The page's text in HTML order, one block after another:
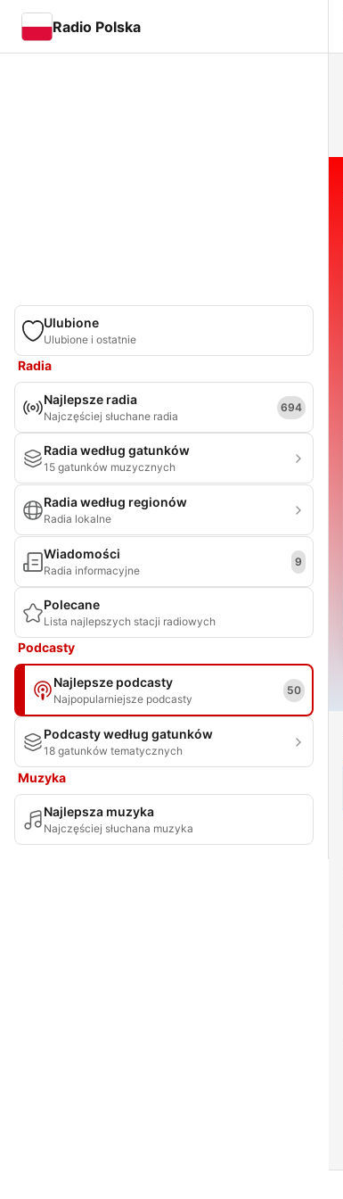
Radio Polska
Ulubione
Ulubione i ostatnie
Radia
Najlepsze radia
Najczęściej słuchane radia
694
Radia według gatunków
15 gatunków muzycznych
Radia według regionów
Radia lokalne
Wiadomości
Radia informacyjne
9
Polecane
Lista najlepszych stacji radiowych
Podcasty
Najlepsze podcasty
Najpopularniejsze podcasty
50
Podcasty według gatunków
18 gatunków tematycznych
Muzyka
Najlepsza muzyka
Najczęściej słuchana muzyka